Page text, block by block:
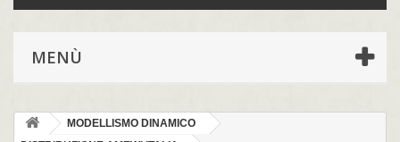
MENÙ
MODELLISMO DINAMICO